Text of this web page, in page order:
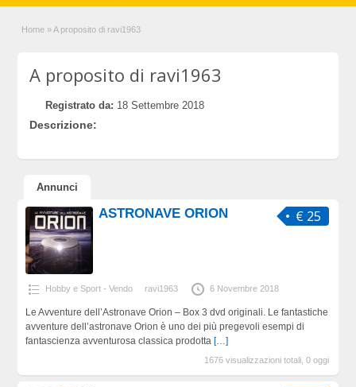
Home » A proposito di ravi1963
A proposito di ravi1963
Registrato da: 18 Settembre 2018
Descrizione:
Annunci
€ 25
ASTRONAVE ORION
Hobby e Sport - Vendo ravi1963 6 Novembre 2018
Le Avventure dell’Astronave Orion – Box 3 dvd originali. Le fantastiche
avventure dell’astronave Orion è uno dei più pregevoli esempi di
fantascienza avventurosa classica prodotta […]
1676 visualizzazioni totali, 0 oggi